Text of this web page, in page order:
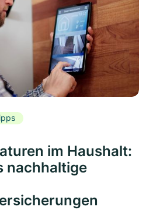
im Haushalt:
nachhaltige